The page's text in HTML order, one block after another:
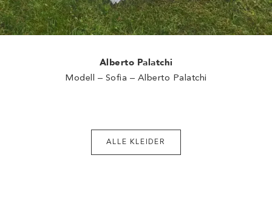
Alberto Palatchi
Modell – Sofia – Alberto Palatchi
ALLE KLEIDER